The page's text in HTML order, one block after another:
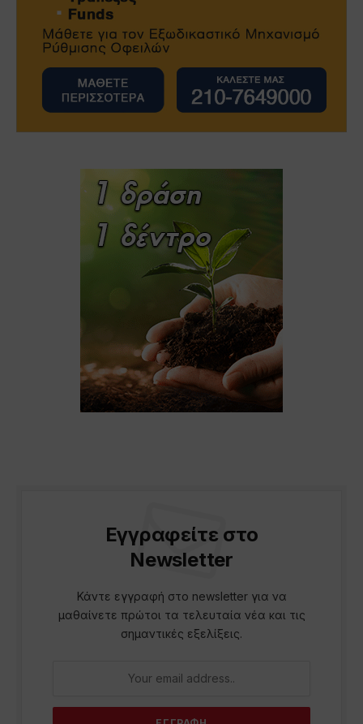
Εγγραφείτε στο
Newsletter
Κάντε εγγραφή στο newsletter για να
μαθαίνετε πρώτοι τα τελευταία νέα και τις
σημαντικές εξελίξεις.